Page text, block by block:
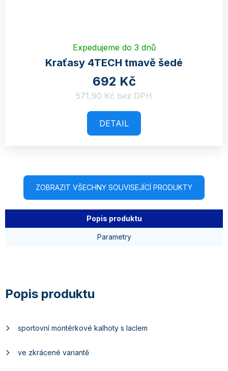
Expedujeme do 3 dnů
Kraťasy 4TECH tmavě šedé
692 Kč
571,90 Kč bez DPH
DETAIL
ZOBRAZIT VŠECHNY SOUVISEJÍCÍ PRODUKTY
Popis produktu
Parametry
sportovní montérkové kalhoty s laclem
ve zkrácené variantě